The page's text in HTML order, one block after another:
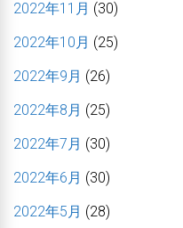
2022年11月 (30)
2022年10月 (25)
2022年9月 (26)
2022年8月 (25)
2022年7月 (30)
2022年6月 (30)
2022年5月 (28)